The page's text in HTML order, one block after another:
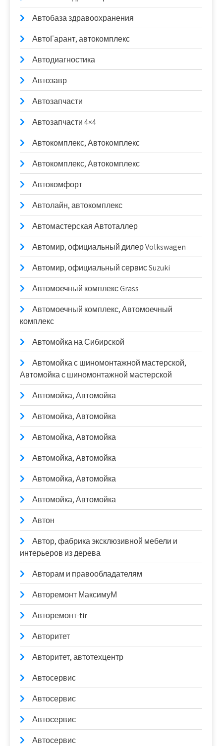
Автобаза здравоохранения
АвтоГарант, автокомплекс
Автодиагностика
Автозавр
Автозапчасти
Автозапчасти 4×4
Автокомплекс, Автокомплекс
Автокомплекс, Автокомплекс
Автокомфорт
Автолайн, автокомплекс
Автомастерская Автоталлер
Автомир, официальный дилер Volkswagen
Автомир, официальный сервис Suzuki
Автомоечный комплекс Grass
Автомоечный комплекс, Автомоечный
комплекс
Автомойка на Сибирской
Автомойка с шиномонтажной мастерской,
Автомойка с шиномонтажной мастерской
Автомойка, Автомойка
Автомойка, Автомойка
Автомойка, Автомойка
Автомойка, Автомойка
Автомойка, Автомойка
Автомойка, Автомойка
Автон
Автор, фабрика эксклюзивной мебели и
интерьеров из дерева
Авторам и правообладателям
Авторемонт МаксимуМ
Авторемонт-tir
Авторитет
Авторитет, автотехцентр
Автосервис
Автосервис
Автосервис
Автосервис